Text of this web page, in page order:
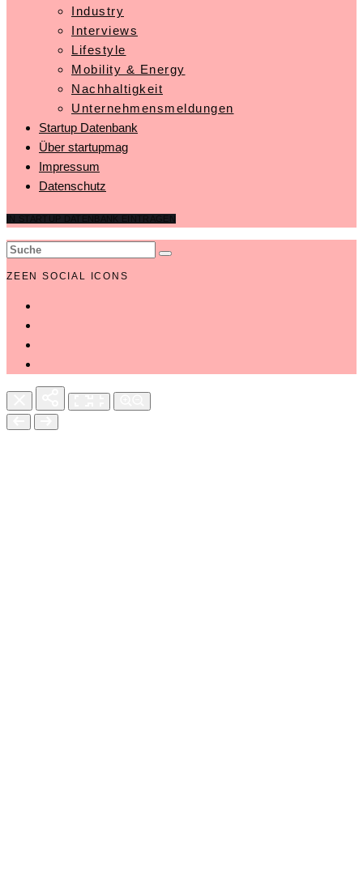
Industry
Interviews
Lifestyle
Mobility & Energy
Nachhaltigkeit
Unternehmensmeldungen
Startup Datenbank
Über startupmag
Impressum
Datenschutz
ZEEN SOCIAL ICONS